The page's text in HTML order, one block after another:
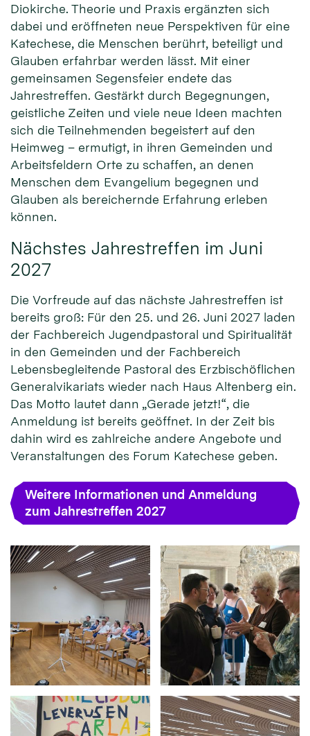
Diokirche. Theorie und Praxis ergänzten sich
dabei und eröffneten neue Perspektiven für eine
Katechese, die Menschen berührt, beteiligt und
Glauben erfahrbar werden lässt. Mit einer
gemeinsamen Segensfeier endete das
Jahrestreffen. Gestärkt durch Begegnungen,
geistliche Zeiten und viele neue Ideen machten
sich die Teilnehmenden begeistert auf den
Heimweg – ermutigt, in ihren Gemeinden und
Arbeitsfeldern Orte zu schaffen, an denen
Menschen dem Evangelium begegnen und
Glauben als bereichernde Erfahrung erleben
können.
Nächstes Jahrestreffen im Juni
2027
Die Vorfreude auf das nächste Jahrestreffen ist
bereits groß: Für den 25. und 26. Juni 2027 laden
der Fachbereich Jugendpastoral und Spiritualität
in den Gemeinden und der Fachbereich
Lebensbegleitende Pastoral des Erzbischöflichen
Generalvikariats wieder nach Haus Altenberg ein.
Das Motto lautet dann „Gerade jetzt!“, die
Anmeldung ist bereits geöffnet. In der Zeit bis
dahin wird es zahlreiche andere Angebote und
Veranstaltungen des Forum Katechese geben.
Weitere Informationen und Anmeldung
zum Jahrestreffen 2027